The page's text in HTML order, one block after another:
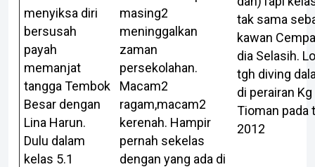
menyiksa diri
bersusah
payah
memanjat
tangga Tembok
Besar dengan
Lina Harun.
Dulu dalam
kelas 5.1
masing2
meninggalkan
zaman
persekolahan.
Macam2
ragam,macam2
kerenah. Hampir
pernah sekelas
dengan yang ada di
tak sama
kawan
dia Selasih.
tgh diving
di perairan Kg
Tioman pada
2012